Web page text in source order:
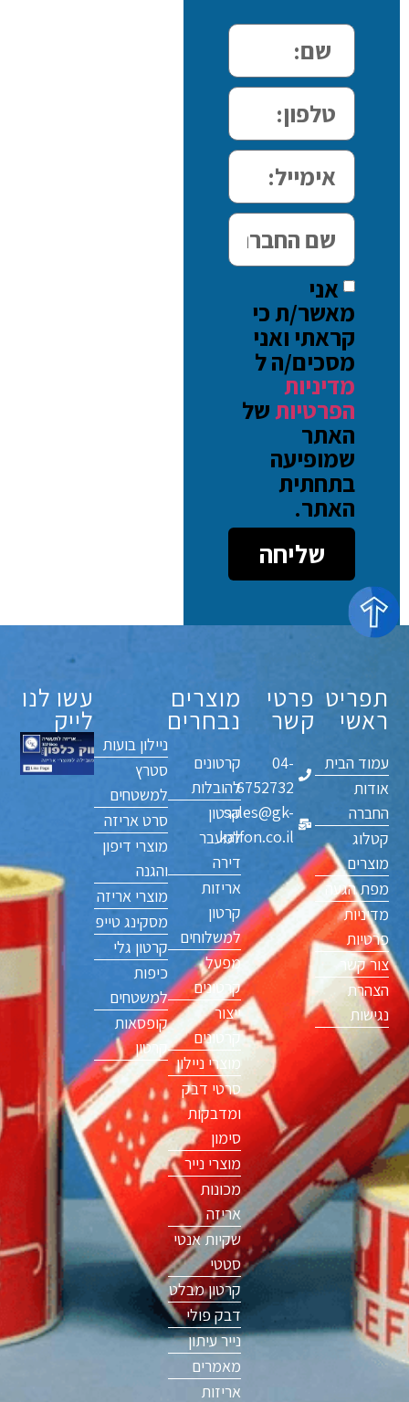
אני
מאשר/ת כי
קראתי ואני
מסכים/ה ל
מדיניות
הפרטיותשל
האתר
שמופיעה
בתחתית
האתר.
שליחה
תפריט
ראשי
עמוד הבית
אודות
החברה
קטלוג
מוצרים
מפת הגעה
מדיניות
פרטיות
צור קשר
הצהרת
נגישות
פרטי
קשר
04-
6752732
sales@gk-
kalfon.co.il
מוצרים
נבחרים
קרטונים
להובלות
קרטון
למעבר
דירה
אריזות
קרטון
למשלוחים
מפעל
קרטונים
ייצור
קרטונים
מוצרי ניילון
סרטי דבק
ומדבקות
סימון
מוצרי נייר
מכונות
אריזה
שקיות אנטי
סטטי
קרטון מבלט
דבק פולי
נייר עיתון
מאמרים
אריזות
ניילון בועות
סטרץ
למשטחים
סרט אריזה
מוצרי דיפון
והגנה
מוצרי אריזה
מסקינג טייפ
קרטון גלי
כיפות
למשטחים
קופסאות
קרטון
עשו לנו
לייק